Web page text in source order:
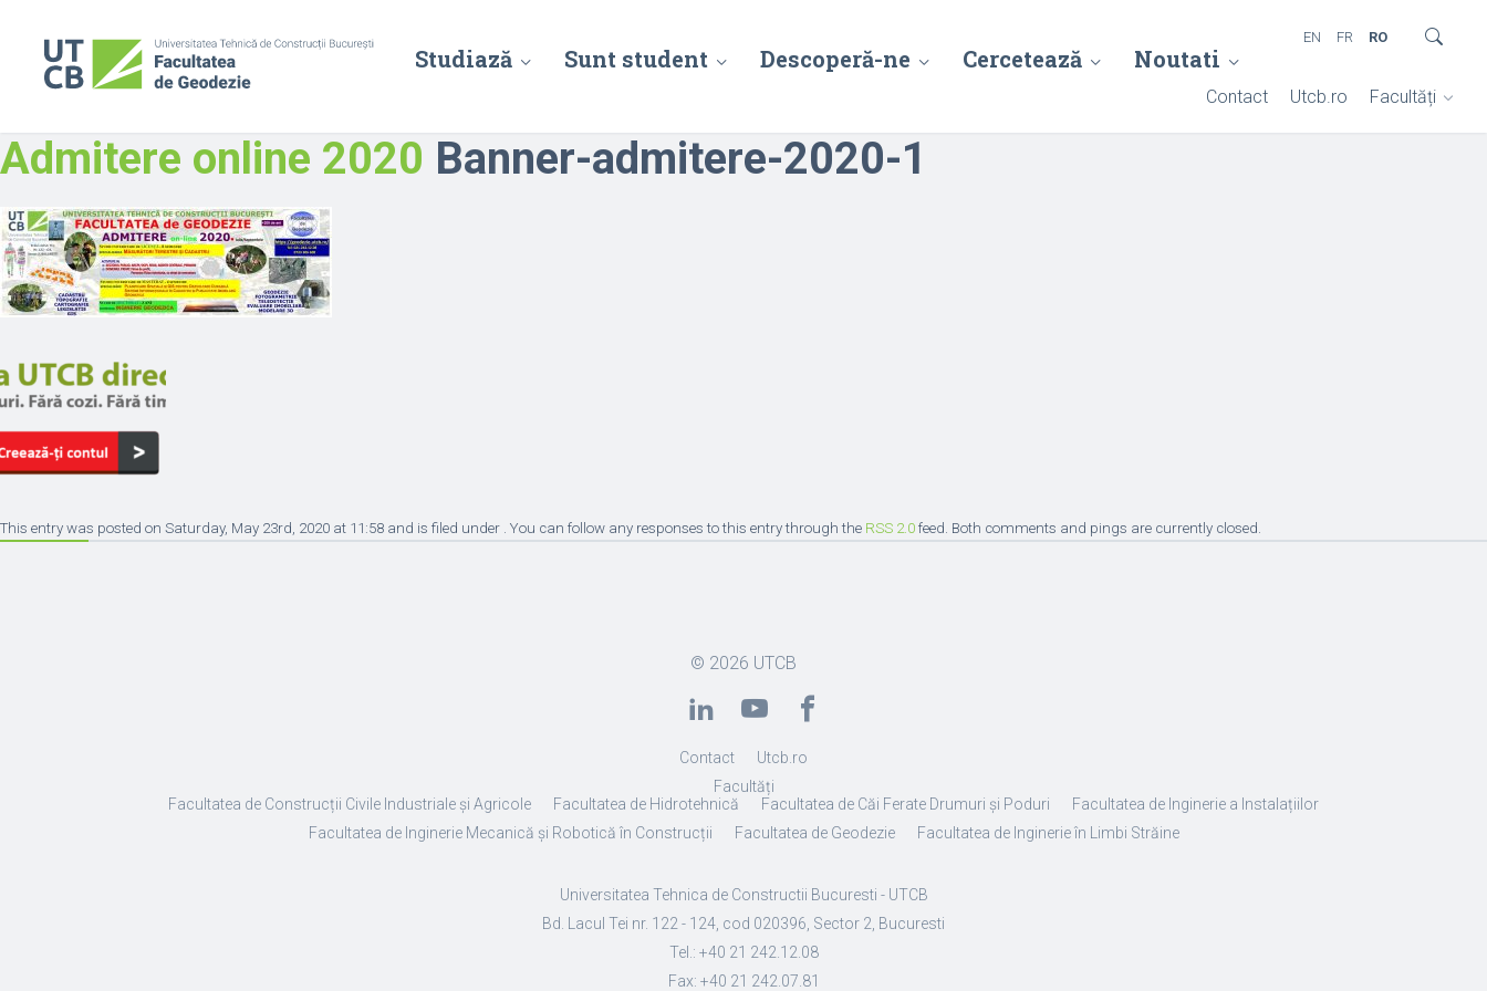
Studiază Sunt student Descoperă-ne Cercetează Noutati
Contact Utcb.ro Facultăți
EN FR RO
Admitere online 2020 Banner-admitere-2020-1
This entry was posted on Saturday, May 23rd, 2020 at 11:58 and is filed under . You can follow any responses to this entry through the RSS 2.0 feed. Both comments and pings are currently closed.
© 2026 UTCB
Contact
Utcb.ro
Facultăți
Facultatea de Construcții Civile Industriale și Agricole
Facultatea de Hidrotehnică Facultatea de Căi Ferate Drumuri și Poduri
Facultatea de Inginerie a Instalațiilor
Facultatea de Inginerie Mecanică și Robotică în Construcții
Facultatea de Geodezie Facultatea de Inginerie în Limbi Străine
Universitatea Tehnica de Constructii Bucuresti - UTCB
Bd. Lacul Tei nr. 122 - 124, cod 020396, Sector 2, Bucuresti
Tel.: +40 21 242.12.08
Fax: +40 21 242.07.81